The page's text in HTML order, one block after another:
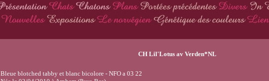
CH Lil'Lotus av Verden*NL
Bleue blotched tabby et blanc bicolore - NFO a 03 22